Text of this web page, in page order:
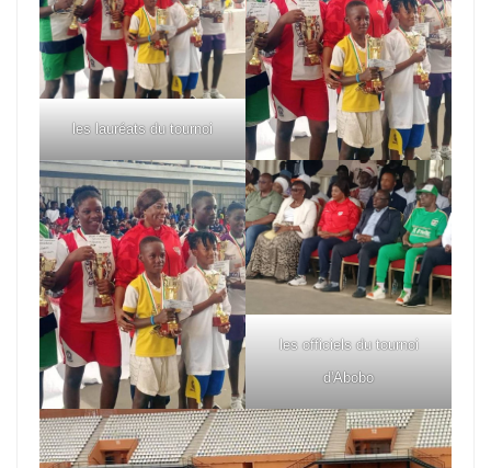
les lauréats du tournoi
les officiels du tournoi
d'Abobo